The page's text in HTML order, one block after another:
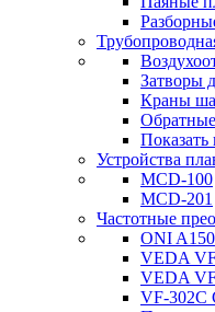
Затворы
Краны
Показать
Устройства
MCD-100
MCD-201
Частотные
ONI A150
VEDA
VEDA
VF-302C